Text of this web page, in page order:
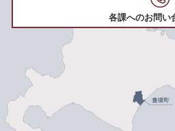
各課へのお問い